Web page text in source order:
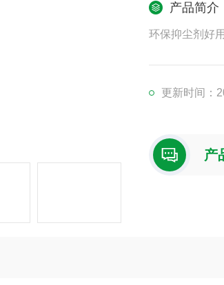
产品简介
环保抑尘剂好
更新时间：
产